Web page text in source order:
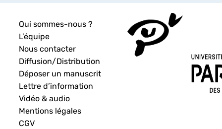
Qui sommes-nous ?
L’équipe
Nous contacter
Diffusion/Distribution
Déposer un manuscrit
Lettre d’information
Vidéo & audio
Mentions légales
CGV